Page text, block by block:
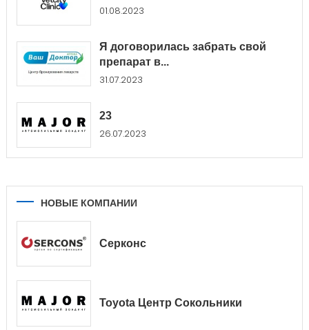
01.08.2023
Я договорилась забрать свой
препарат в...
31.07.2023
23
26.07.2023
НОВЫЕ КОМПАНИИ
Серконс
Toyota Центр Сокольники